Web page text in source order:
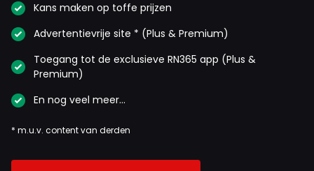
Kans maken op toffe prijzen
Advertentievrije site * (Plus & Premium)
Toegang tot de exclusieve RN365 app (Plus &
Premium)
En nog veel meer…
* m.u.v. content van derden